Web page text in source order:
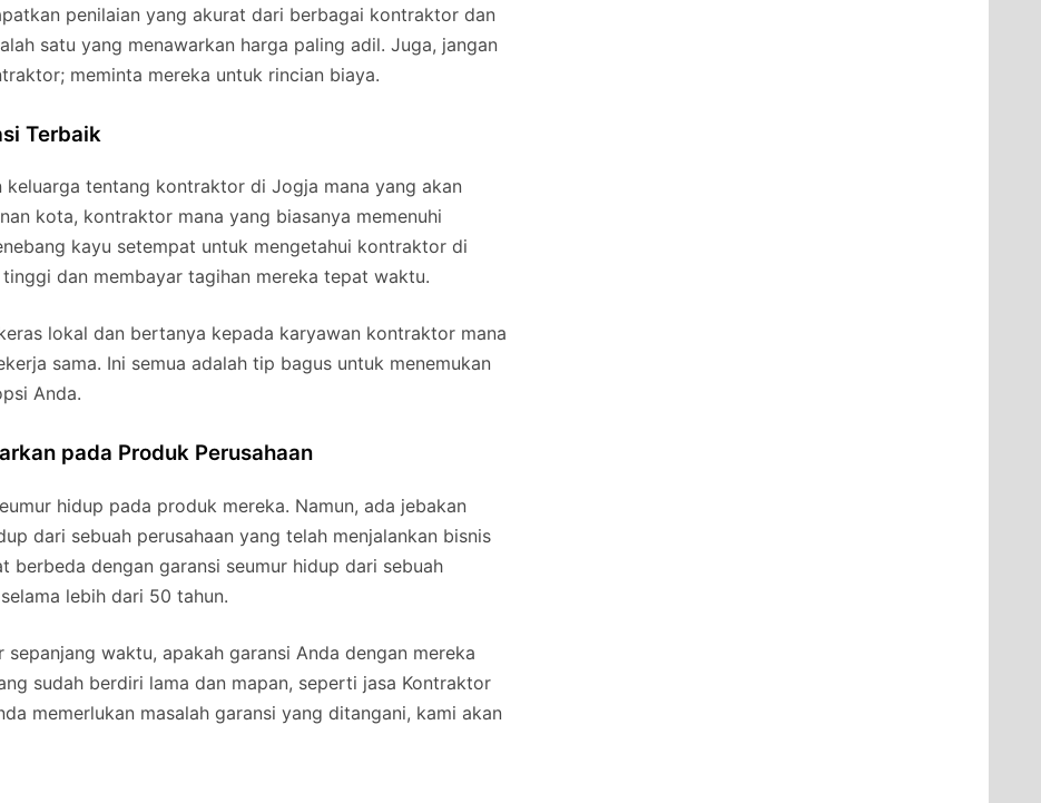
penilaian yang akurat dari berbagai kontraktor dan
satu yang menawarkan harga paling adil. Juga, jangan
meminta mereka untuk rincian biaya.
Terbaik
keluarga tentang kontraktor di Jogja mana yang akan
kota, kontraktor mana yang biasanya memenuhi
kayu setempat untuk mengetahui kontraktor di
dan membayar tagihan mereka tepat waktu.
lokal dan bertanya kepada karyawan kontraktor mana
sama. Ini semua adalah tip bagus untuk menemukan
Anda.
pada Produk Perusahaan
hidup pada produk mereka. Namun, ada jebakan
dari sebuah perusahaan yang telah menjalankan bisnis
berbeda dengan garansi seumur hidup dari sebuah
lebih dari 50 tahun.
waktu, apakah garansi Anda dengan mereka
sudah berdiri lama dan mapan, seperti jasa Kontraktor
memerlukan masalah garansi yang ditangani, kami akan